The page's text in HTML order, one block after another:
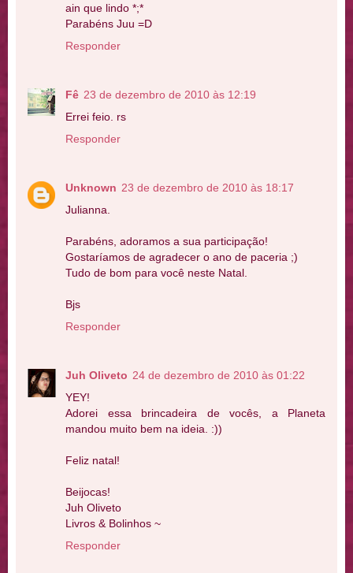
ain que lindo *;*
Parabéns Juu =D
Responder
Fê 23 de dezembro de 2010 às 12:19
Errei feio. rs
Responder
Unknown 23 de dezembro de 2010 às 18:17
Julianna.
Parabéns, adoramos a sua participação!
Gostaríamos de agradecer o ano de paceria ;)
Tudo de bom para você neste Natal.
Bjs
Responder
Juh Oliveto 24 de dezembro de 2010 às 01:22
YEY!
Adorei essa brincadeira de vocês, a Planeta
mandou muito bem na ideia. :))
Feliz natal!
Beijocas!
Juh Oliveto
Livros & Bolinhos ~
Responder